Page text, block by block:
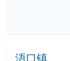
浯口镇